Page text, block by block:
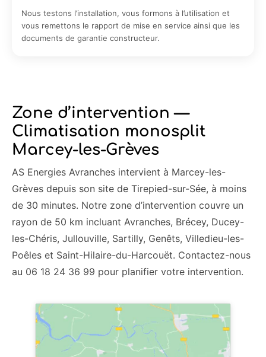
Nous testons l’installation, vous formons à l’utilisation et
vous remettons le rapport de mise en service ainsi que les
documents de garantie constructeur.
Zone d’intervention —
Climatisation monosplit
Marcey-les-Grèves
AS Energies Avranches intervient à Marcey-les-
Grèves depuis son site de Tirepied-sur-Sée, à moins
de 30 minutes. Notre zone d’intervention couvre un
rayon de 50 km incluant Avranches, Brécey, Ducey-
les-Chéris, Jullouville, Sartilly, Genêts, Villedieu-les-
Poêles et Saint-Hilaire-du-Harcouët. Contactez-nous
au 06 18 24 36 99 pour planifier votre intervention.